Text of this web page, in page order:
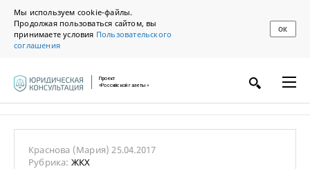
Мы используем cookie-файлы.
Продолжая пользоваться сайтом, вы
принимаете условия Пользовательского
соглашения
ОК
Проект
«Российской газеты»
Краснова (Мария)25.04.2017
Рубрика: ЖКХ